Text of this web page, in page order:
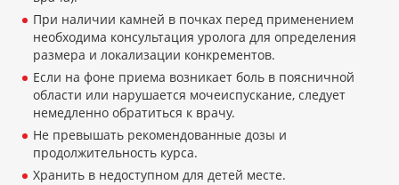
При наличии камней в почках перед применением
необходима консультация уролога для определения
размера и локализации конкрементов.
Если на фоне приема возникает боль в поясничной
области или нарушается мочеиспускание, следует
немедленно обратиться к врачу.
Не превышать рекомендованные дозы и
продолжительность курса.
Хранить в недоступном для детей месте.